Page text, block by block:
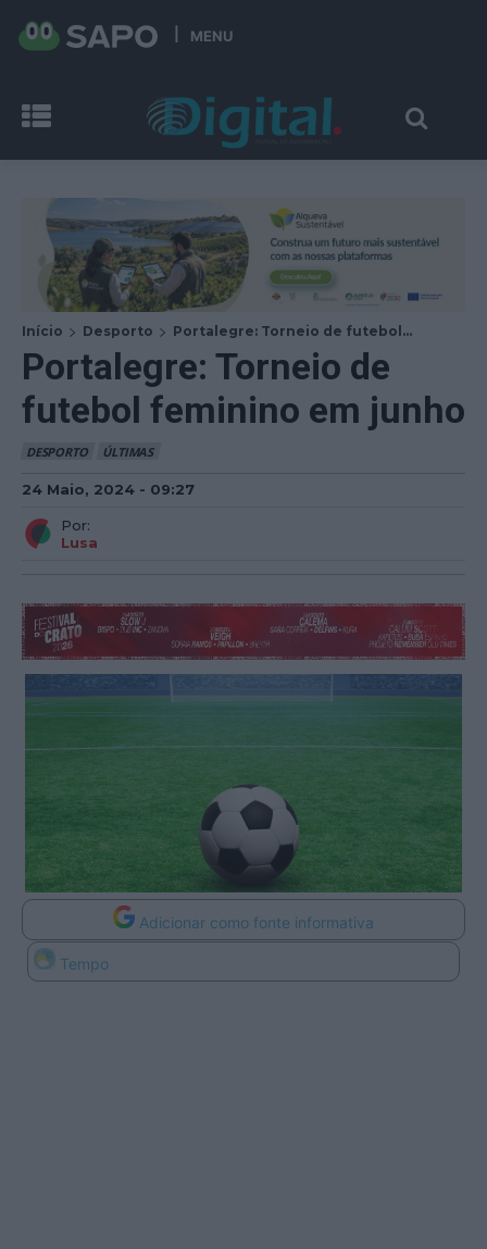
MENU
Início Desporto Portalegre: Torneio de futebol...
Portalegre: Torneio de
futebol feminino em junho
DESPORTO ÚLTIMAS
24 Maio, 2024 - 09:27
Por:
Lusa
Adicionar como fonte informativa
Tempo